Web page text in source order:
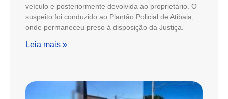
veículo e posteriormente devolvida ao proprietário. O
suspeito foi conduzido ao Plantão Policial de Atibaia,
onde permaneceu preso à disposição da Justiça.
Leia mais »